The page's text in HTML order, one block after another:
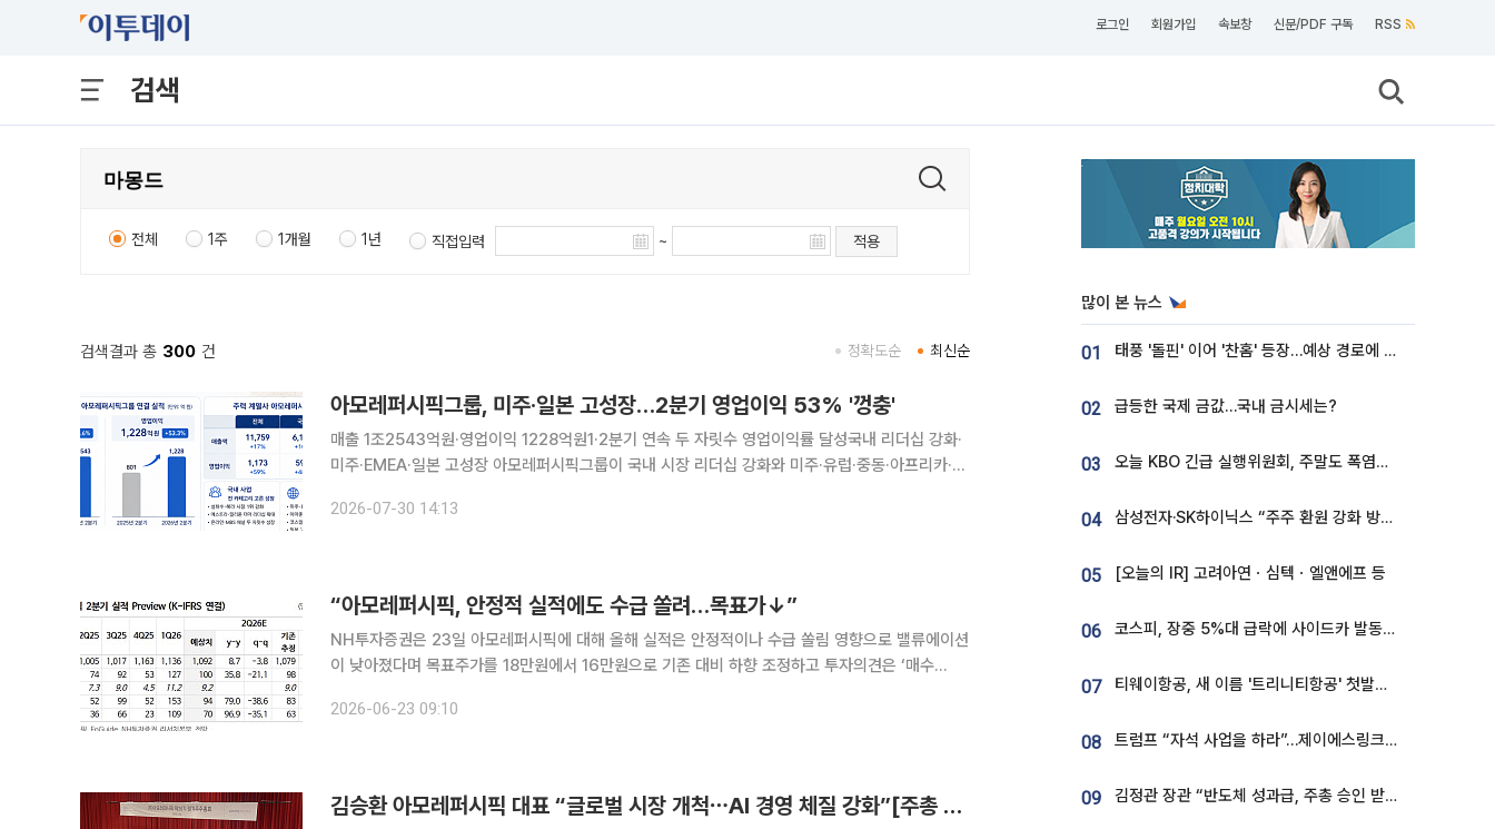
로그인 회원가입 속보창 신문/PDF 구독 RSS
검색
전체 1주 1개월 1년 직접입력 ~ 적용
검색결과 총 300 건 최신순
정확도순
아모레퍼시픽그룹, 미주·일본 고성장…2분기 영업이익 53% '껑충'
매출 1조2543억원·영업이익 1228억원1·2분기 연속 두 자릿수 영업이익률 달성국내 리더십 강화·
미주·EMEA·일본 고성장 아모레퍼시픽그룹이 국내 시장 리더십 강화와 미주·유럽·중동·아프리카·일
아모레퍼시픽그룹은 30일 올해 2분기 연결 기준 매출 1조2
2026-07-30 14:13
“아모레퍼시픽, 안정적 실적에도 수급 쏠려…목표가↓”
NH투자증권은 23일 아모레퍼시픽에 대해 올해 실적은 안정적이나 수급 쏠림 영향으로 밸류에이션
이 낮아졌다며 목표주가를 18만원에서 16만원으로 기존 대비 하향 조정하고 투자의견은 ‘매수
“외국인 관광객 증가로 인바운드 채널 매출이 양호하고, 미국도 전 분
2026-06-23 09:10
김승환 아모레퍼시픽 대표 “글로벌 시장 개척⋯AI 경영 체질 강화”[주총 현장]
많이 본 뉴스
01 태풍 '돌핀' 이어 '찬홈' 등장…예상 경로에 한국 '한숨'
02 급등한 국제 금값…국내 금시세는?
03 오늘 KBO 긴급 실행위원회, 주말도 폭염취소 될까
04 삼성전자·SK하이닉스 “주주 환원 강화 방안 마련”
05 [오늘의 IR] 고려아연ㆍ심텍ㆍ엘앤에프 등
06 코스피, 장중 5%대 급락에 사이드카 발동…삼성·SK 동반 폭락
07 티웨이항공, 새 이름 '트리니티항공' 첫발…SSC 전략 본격화
08 트럼프 “자석 사업을 하라”…제이에스링크, 비중국 영구자석 공급망 구축 속도
09 김정관 장관 “반도체 성과급, 주총 승인 받도록”…상법·자본시장법 개정 시사